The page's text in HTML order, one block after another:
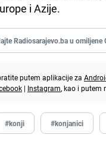
i Azije.
Radiosarajevo.ba u omiljene
putem aplikacije za
| Instagram, kao i putem
#konji #konjanici